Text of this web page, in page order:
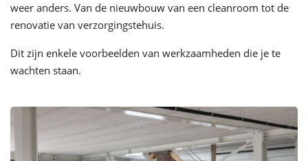
weer anders. Van de nieuwbouw van een cleanroom tot de
renovatie van verzorgingstehuis.
Dit zijn enkele voorbeelden van werkzaamheden die je te
wachten staan.